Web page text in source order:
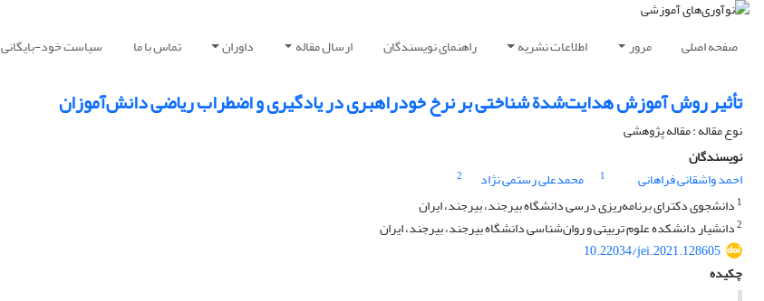
صفحه اصلی مرور اطلاعات نشریه راهنمای نویسندگان ارسال مقاله داوران تماس با ما سیاست خود-بایگانی
تأثیر روش آموزش هدایت‌شدة شناختی بر نرخ خودراهبری در یادگیری و اضطراب ریاضی دانش‌آموزان
نوع مقاله : مقاله پژوهشی
نویسندگان
احمد واشقانی فراهانی
1 محمدعلی رستمی نژاد
2
1 دانشجوی دکترای برنامه‌ریزی درسی دانشگاه بیرجند، بیرجند، ایران
2دانشیار دانشکده علوم تربیتی و روان‌شناسی دانشگاه بیرجند، بیرجند، ایران
10.22034/jei.2021.128605
چکیده